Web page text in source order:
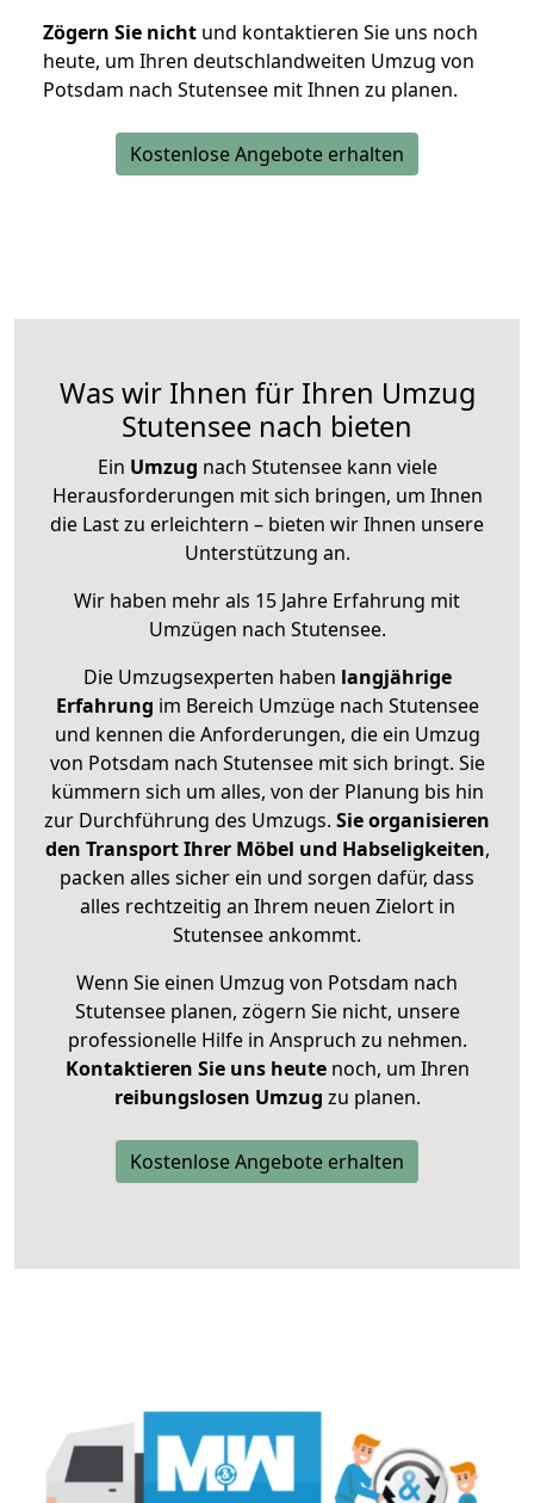
Zögern Sie nicht und kontaktieren Sie uns noch
heute, um Ihren deutschlandweiten Umzug von
Potsdam nach Stutensee mit Ihnen zu planen.
Kostenlose Angebote erhalten
Was wir Ihnen für Ihren Umzug
Stutensee nach bieten
Ein Umzug nach Stutensee kann viele
Herausforderungen mit sich bringen, um Ihnen
die Last zu erleichtern – bieten wir Ihnen unsere
Unterstützung an.
Wir haben mehr als 15 Jahre Erfahrung mit
Umzügen nach Stutensee.
Die Umzugsexperten haben langjährige
Erfahrung im Bereich Umzüge nach Stutensee
und kennen die Anforderungen, die ein Umzug
von Potsdam nach Stutensee mit sich bringt. Sie
kümmern sich um alles, von der Planung bis hin
zur Durchführung des Umzugs. Sie organisieren
den Transport Ihrer Möbel und Habseligkeiten,
packen alles sicher ein und sorgen dafür, dass
alles rechtzeitig an Ihrem neuen Zielort in
Stutensee ankommt.
Wenn Sie einen Umzug von Potsdam nach
Stutensee planen, zögern Sie nicht, unsere
professionelle Hilfe in Anspruch zu nehmen.
Kontaktieren Sie uns heutenoch, um Ihren
reibungslosen Umzug zu planen.
Kostenlose Angebote erhalten